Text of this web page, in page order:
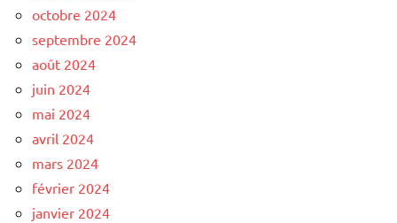
octobre 2024
septembre 2024
août 2024
juin 2024
mai 2024
avril 2024
mars 2024
février 2024
janvier 2024